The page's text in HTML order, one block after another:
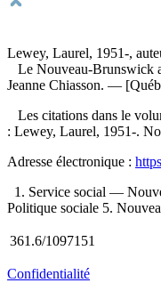
Lewey, Laurel, 1951-,
Le Nouveau-Brunswick
Jeanne Chiasson. —
Les citations dans le
: Lewey, Laurel, 1951-.
Adresse électronique :
1. Service social —
Politique sociale 5.
361.6/1097151
Confidentialité